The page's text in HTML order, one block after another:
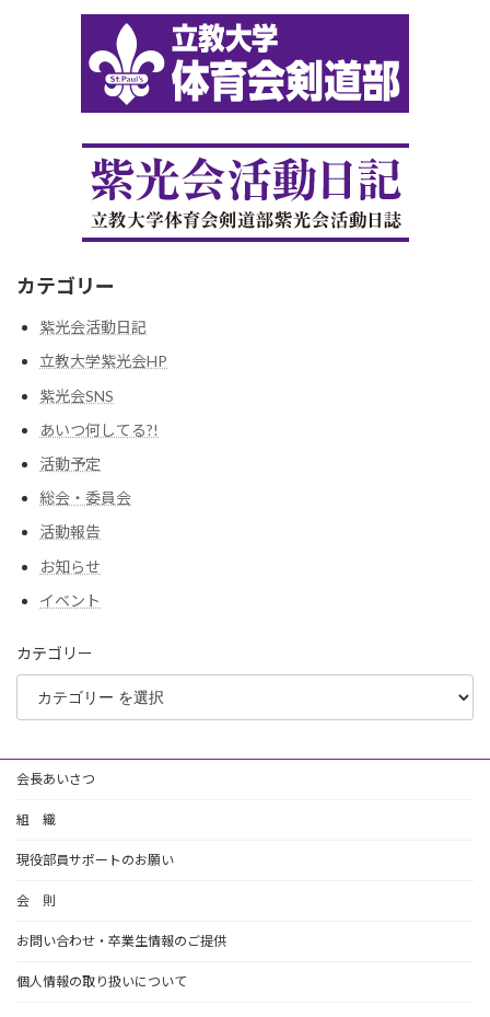
カテゴリー
紫光会活動日記
立教大学紫光会HP
紫光会SNS
あいつ何してる?!
活動予定
総会・委員会
活動報告
お知らせ
イベント
カテゴリー
会長あいさつ
組 織
現役部員サポートのお願い
会 則
お問い合わせ・卒業生情報のご提供
個人情報の取り扱いについて